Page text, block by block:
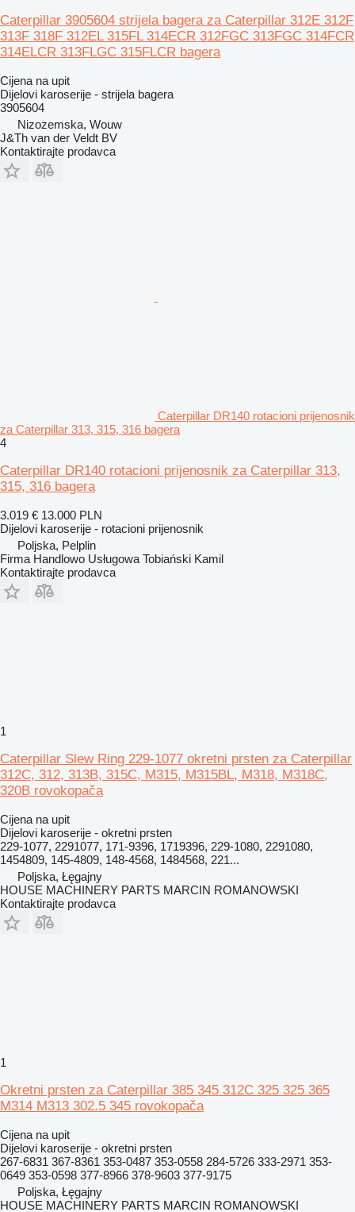
Caterpillar 3905604 strijela bagera za Caterpillar 312E 312F
313F 318F 312EL 315FL 314ECR 312FGC 313FGC 314FCR
314ELCR 313FLGC 315FLCR bagera
Cijena na upit
Dijelovi karoserije - strijela bagera
3905604
Nizozemska, Wouw
J&Th van der Veldt BV
Kontaktirajte prodavca
Caterpillar DR140 rotacioni prijenosnik
za Caterpillar 313, 315, 316 bagera
4
Caterpillar DR140 rotacioni prijenosnik za Caterpillar 313,
315, 316 bagera
3.019 € 13.000 PLN
Dijelovi karoserije - rotacioni prijenosnik
Poljska, Pelplin
Firma Handlowo Usługowa Tobiański Kamil
Kontaktirajte prodavca
1
Caterpillar Slew Ring 229-1077 okretni prsten za Caterpillar
312C, 312, 313B, 315C, M315, M315BL, M318, M318C,
320B rovokopača
Cijena na upit
Dijelovi karoserije - okretni prsten
229-1077, 2291077, 171-9396, 1719396, 229-1080, 2291080,
1454809, 145-4809, 148-4568, 1484568, 221...
Poljska, Łęgajny
HOUSE MACHINERY PARTS MARCIN ROMANOWSKI
Kontaktirajte prodavca
1
Okretni prsten za Caterpillar 385 345 312C 325 325 365
M314 M313 302.5 345 rovokopača
Cijena na upit
Dijelovi karoserije - okretni prsten
267-6831 367-8361 353-0487 353-0558 284-5726 333-2971 353-
0649 353-0598 377-8966 378-9603 377-9175
Poljska, Łęgajny
HOUSE MACHINERY PARTS MARCIN ROMANOWSKI